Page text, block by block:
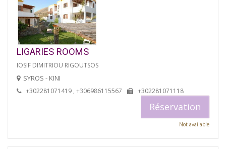
LIGARIES ROOMS
IOSIF DIMITRIOU RIGOUTSOS
SYROS - KINI
+302281071419 , +306986115567 +302281071118
Réservation
Not available